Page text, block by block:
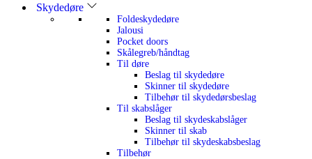
Skydedøre
Foldeskydedøre
Jalousi
Pocket doors
Skålegreb/håndtag
Til døre
Beslag til skydedøre
Skinner til skydedøre
Tilbehør til skydedørsbeslag
Til skabslåger
Beslag til skydeskabslåger
Skinner til skab
Tilbehør til skydeskabsbeslag
Tilbehør